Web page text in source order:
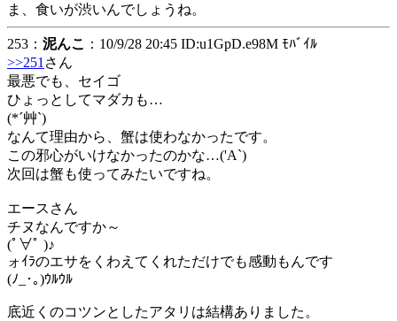
ま、食いが渋いんでしょうね。
253： 泥んこ
：10/9/28 20:45 ID:u1GpD.e98M ﾓﾊﾞｲﾙ
>>251 さん
最悪でも、セイゴ
ひょっとしてマダカも…
(*´艸`)
なんて理由から、蟹は使わなかったです。
この邪心がいけなかったのかな…('A`)
次回は蟹も使ってみたいですね。
エースさん
チヌなんですか～
(ﾟ∀ﾟ )♪
ォｲﾗのエサをくわえてくれただけでも感動もんです
(ﾉ_･｡)ｳﾙｳﾙ
底近くのコツンとしたアタリは結構ありました。